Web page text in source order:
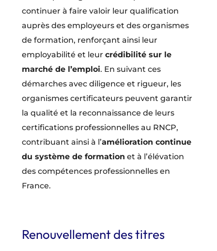
continuer à faire valoir leur qualification
auprès des employeurs et des organismes
de formation, renforçant ainsi leur
employabilité et leur crédibilité sur le
marché de l’emploi. En suivant ces
démarches avec diligence et rigueur, les
organismes certificateurs peuvent garantir
la qualité et la reconnaissance de leurs
certifications professionnelles au RNCP,
contribuant ainsi à l’amélioration continue
du système de formation et à l’élévation
des compétences professionnelles en
France.
Renouvellement des titres